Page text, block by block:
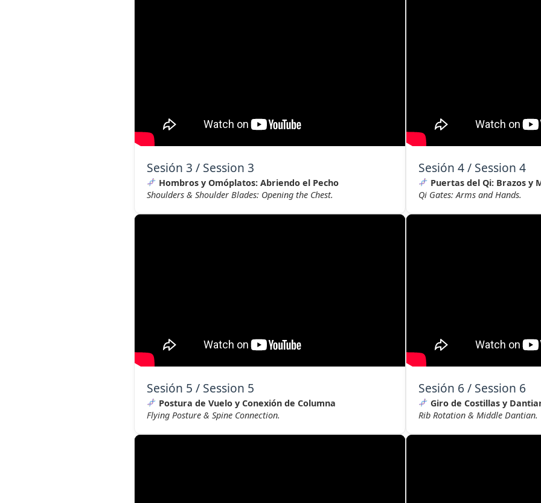
Sesión 3 / Session 3
Hombros y Omóplatos: Abriendo el Pecho
Shoulders & Shoulder Blades: Opening the Chest.
Sesión 4 / Session 4
Puertas del Qi: Brazos y
Qi Gates: Arms and Hands.
Sesión 5 / Session 5
Postura de Vuelo y Conexión de Columna
Flying Posture & Spine Connection.
Sesión 6 / Session 6
Giro de Costillas y
Rib Rotation & Middle Dantian.